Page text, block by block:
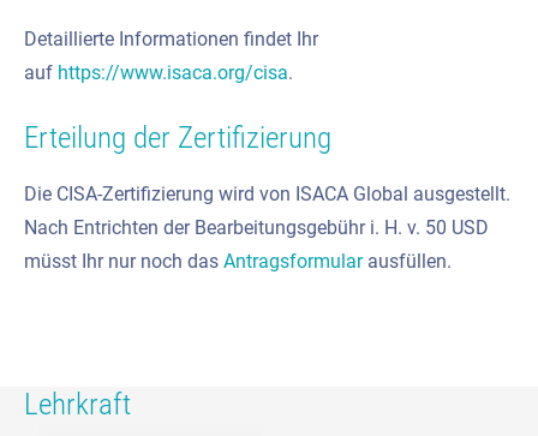
Detaillierte Informationen findet Ihr
auf https://www.isaca.org/cisa.
Erteilung der Zertifizierung
Die CISA-Zertifizierung wird von ISACA Global ausgestellt.
Nach Entrichten der Bearbeitungsgebühr i. H. v. 50 USD
müsst Ihr nur noch das Antragsformularausfüllen.
Lehrkraft